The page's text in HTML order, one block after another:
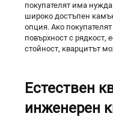
покупателят има
широко достъпен
опция. Ако
повърхност с рядкост,
стойност, кварцитът
Естествен
инженерен